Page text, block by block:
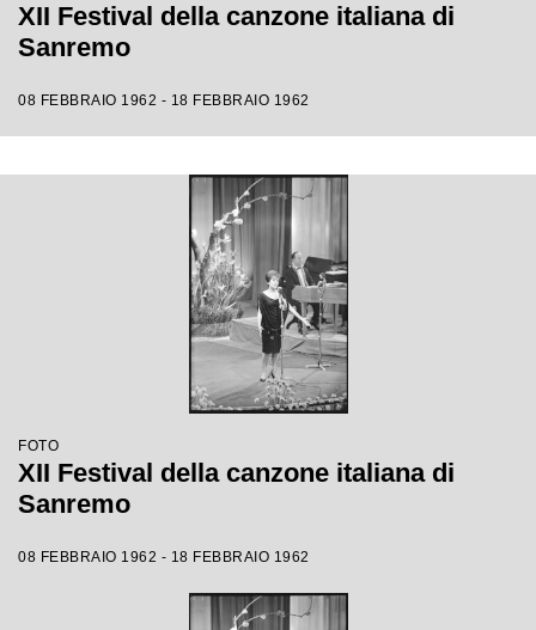
XII Festival della canzone italiana di
Sanremo
08 FEBBRAIO 1962 - 18 FEBBRAIO 1962
FOTO
XII Festival della canzone italiana di
Sanremo
08 FEBBRAIO 1962 - 18 FEBBRAIO 1962